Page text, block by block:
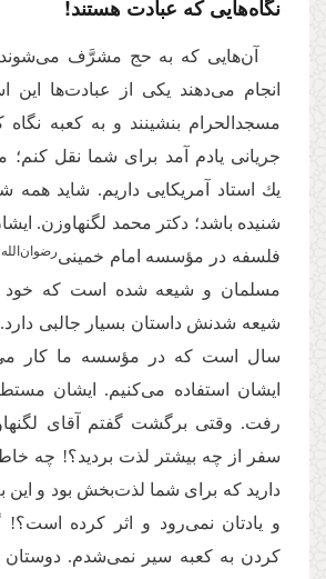
نگاه‌هایی که عبادت هستند!
آن‌هایی كه به حج مشرَّف
انجام مى‌‌دهند یكى از عبادت‌ها این
مسجدالحرام بنشینند و به كعبه
جریانی یادم آمد برای شما نقل
یك استاد آمریکایی داریم. شاید همه
شنیده باشد؛ دكتر محمد لگنهاوزن.
فلسفه در مؤسسه امام خمینى
مسلمان و شیعه شده است كه
شیعه شدنش داستان بسیار جالبى
سال است كه در مؤسسه ما كار
ایشان استفاده مى‌‌كنیم. ایشان
رفت. وقتی برگشت گفتم آقاى
سفر از چه بیشتر لذت بردید؟! چه
دارید كه براى شما لذت‌بخش بود و
و یادتان نمى‌‌رود و اثر كرده
كردن به كعبه سیر نمى‌‌شدم. دوستان